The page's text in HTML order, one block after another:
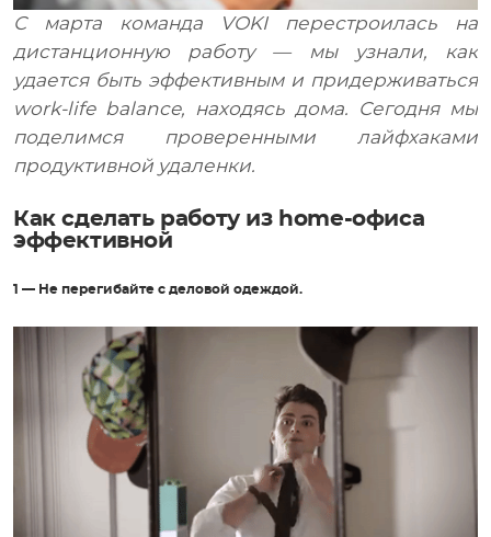
С марта команда VOKI перестроилась на
дистанционную работу — мы узнали, как
удается быть эффективным и придерживаться
work-life balance, находясь дома.
Сегодня мы
поделимся проверенными лайфхаками
продуктивной удаленки.
Как сделать работу из home-офиса
эффективной
1 — Не перегибайте с деловой одеждой.